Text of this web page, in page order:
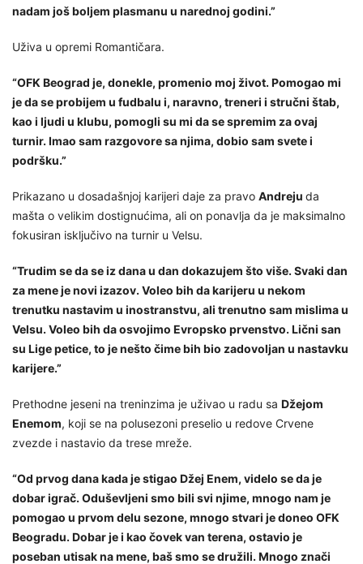
nadam još boljem plasmanu u narednoj godini.”
Uživa u opremi Romantičara.
“OFK Beograd je, donekle, promenio moj život. Pomogao mi
je da se probijem u fudbalu i, naravno, treneri i stručni štab,
kao i ljudi u klubu, pomogli su mi da se spremim za ovaj
turnir. Imao sam razgovore sa njima, dobio sam svete i
podršku.”
Prikazano u dosadašnjoj karijeri daje za pravo Andreju da
mašta o velikim dostignućima, ali on ponavlja da je maksimalno
fokusiran isključivo na turnir u Velsu.
“Trudim se da se iz dana u dan dokazujem što više. Svaki dan
za mene je novi izazov. Voleo bih da karijeru u nekom
trenutku nastavim u inostranstvu, ali trenutno sam mislima u
Velsu. Voleo bih da osvojimo Evropsko prvenstvo. Lični san
su Lige petice, to je nešto čime bih bio zadovoljan u nastavku
karijere.”
Prethodne jeseni na treninzima je uživao u radu sa Džejom
Enemom, koji se na polusezoni preselio u redove Crvene
zvezde i nastavio da trese mreže.
“Od prvog dana kada je stigao Džej Enem, videlo se da je
dobar igrač. Oduševljeni smo bili svi njime, mnogo nam je
pomogao u prvom delu sezone, mnogo stvari je doneo OFK
Beogradu. Dobar je i kao čovek van terena, ostavio je
poseban utisak na mene, baš smo se družili. Mnogo znači